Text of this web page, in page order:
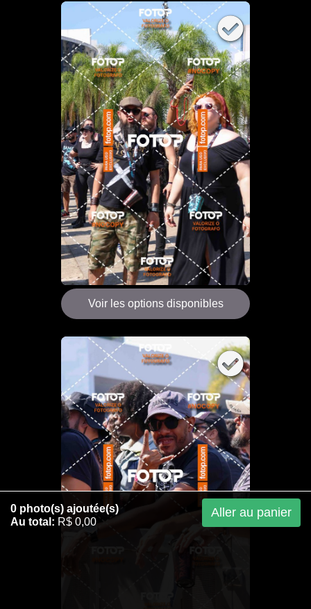
Voir les options disponibles
0 photo(s) ajoutée(s)
Au total: R$ 0,00
Aller au panier